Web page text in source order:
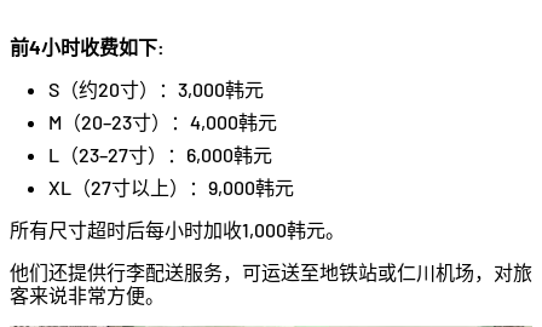
前4小时收费如下:
S（约20寸）：3,000韩元
M（20–23寸）：4,000韩元
L（23–27寸）：6,000韩元
XL（27寸以上）：9,000韩元
所有尺寸超时后每小时加收1,000韩元。
他们还提供行李配送服务，可运送至地铁站或仁川机场，对旅
客来说非常方便。